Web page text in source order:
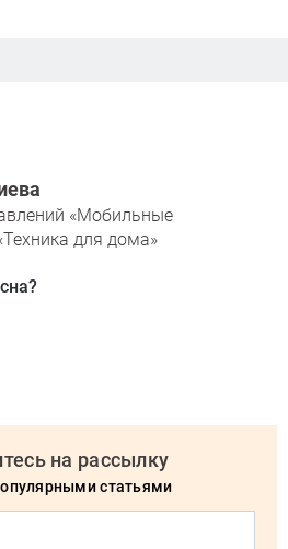
«Мобильные
для дома»
на рассылку
статьями